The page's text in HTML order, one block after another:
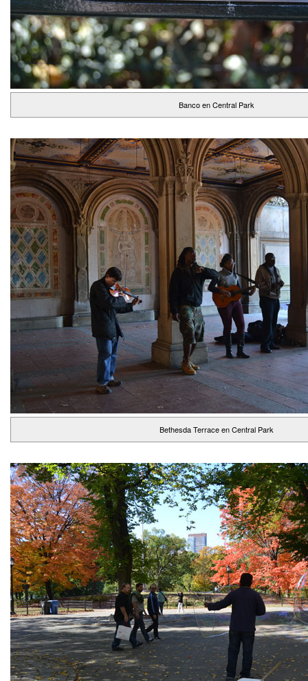
Banco en Central Park
Bethesda Terrace en Central Park